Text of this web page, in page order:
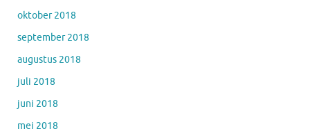
oktober 2018
september 2018
augustus 2018
juli 2018
juni 2018
mei 2018